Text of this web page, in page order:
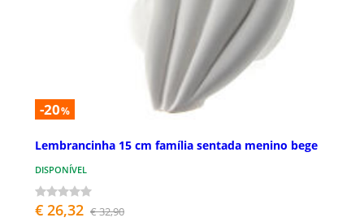
-20%
Lembrancinha 15 cm família sentada menino bege
DISPONÍVEL
€ 26,32 € 32,90